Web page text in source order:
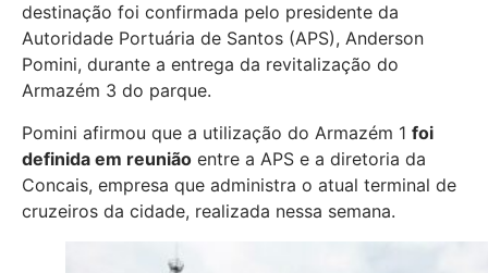
destinação foi confirmada pelo presidente da
Autoridade Portuária de Santos (APS), Anderson
Pomini, durante a entrega da revitalização do
Armazém 3 do parque.
Pomini afirmou que a utilização do Armazém 1 foi
definida em reunião entre a APS e a diretoria da
Concais, empresa que administra o atual terminal de
cruzeiros da cidade, realizada nessa semana.